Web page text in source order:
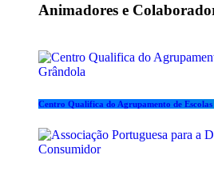
Animadores e
Centro Qualifica do Agrupamento de